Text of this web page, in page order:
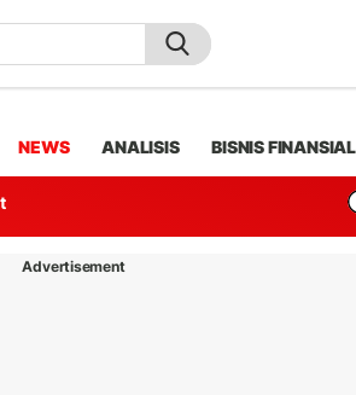
NEWS ANALISIS BISNIS FINANSIAL
Advertisement